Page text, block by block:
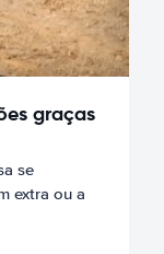
graças
se
extra ou a